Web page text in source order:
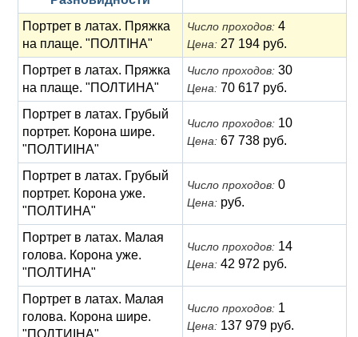
Портрет в латах. Пряжка
на плаще. "ПОЛТIНА"
Число проходов: 4
Цена: 27 194 руб.
Портрет в латах. Пряжка
на плаще. "ПОЛТИНА"
Число проходов: 30
Цена: 70 617 руб.
Портрет в латах. Грубый
портрет. Корона шире.
"ПОЛТИIНА"
Число проходов: 10
Цена: 67 738 руб.
Портрет в латах. Грубый
портрет. Корона уже.
"ПОЛТИНА"
Число проходов: 0
Цена: руб.
Портрет в латах. Малая
голова. Корона уже.
"ПОЛТИНА"
Число проходов: 14
Цена: 42 972 руб.
Портрет в латах. Малая
голова. Корона шире.
"ПОЛТИIНА"
Число проходов: 1
Цена: 137 979 руб.